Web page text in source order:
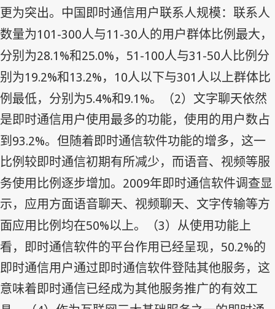
更为突出。中国即时通信用户联系人规模：联系人
数量为101-300人与11-30人的用户群体比例最大，
分别为28.1%和25.0%， 51-100人与31-50人比例分
别为19.2%和 13.2%， 10人以下与301 人以上群体比
例最低，分别为5.4%和9.1%。（2）文字聊天依然
是即时通信用户使用最多的功能，使用的用户数占
到 93.2%。但随着即时通信软件功能的增多，这一
比例较即时通信初期有所减少，而语音、视频等服
务使用比例逐步增加。 2009年即时通信软件调查显
示，应用方面语音聊天、视频聊天、文字传输等方
面应用比例均在50%以上。（3）从使用功能上
看，即时通信软件的平台作用已经呈现， 50.2%的
即时通信用户通过即时通信软件登陆其他服务，这
意味着即时通信已经成为其他服务推广的有效工